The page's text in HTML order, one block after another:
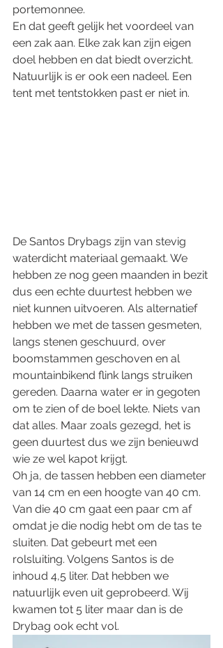
portemonnee.
En dat geeft gelijk het voordeel van
een zak aan. Elke zak kan zijn eigen
doel hebben en dat biedt overzicht.
Natuurlijk is er ook een nadeel. Een
tent met tentstokken past er niet in.
De Santos Drybags zijn van stevig
waterdicht materiaal gemaakt. We
hebben ze nog geen maanden in bezit
dus een echte duurtest hebben we
niet kunnen uitvoeren. Als alternatief
hebben we met de tassen gesmeten,
langs stenen geschuurd, over
boomstammen geschoven en al
mountainbikend flink langs struiken
gereden. Daarna water er in gegoten
om te zien of de boel lekte. Niets van
dat alles. Maar zoals gezegd, het is
geen duurtest dus we zijn benieuwd
wie ze wel kapot krijgt.
Oh ja, de tassen hebben een diameter
van 14 cm en een hoogte van 40 cm.
Van die 40 cm gaat een paar cm af
omdat je die nodig hebt om de tas te
sluiten. Dat gebeurt met een
rolsluiting. Volgens Santos is de
inhoud 4,5 liter. Dat hebben we
natuurlijk even uit geprobeerd. Wij
kwamen tot 5 liter maar dan is de
Drybag ook echt vol.